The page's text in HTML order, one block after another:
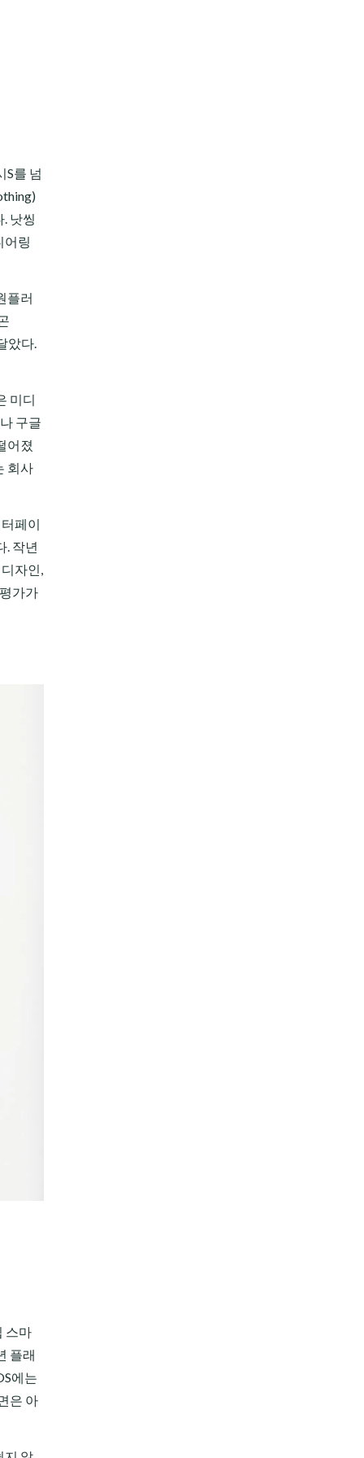
S를 넘
낫씽
어링
플러
았다.
미디
구글
어졌
회사
페이
. 작년
자인,
가가
스마
플래
에는
은 아